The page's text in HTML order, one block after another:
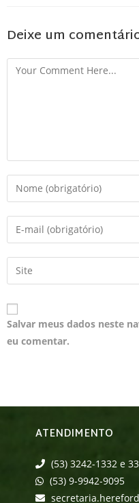
Deixe um
Salvar meus dados neste
eu comentar.
ATENDIMENTO
(53) 3242-1332 e
(53) 9-9942-9095